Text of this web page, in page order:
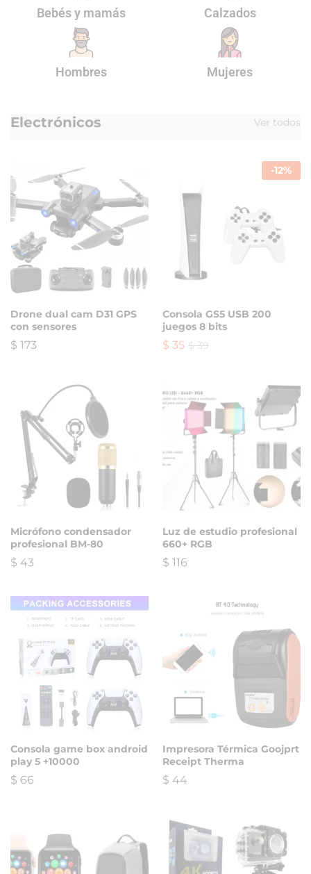
Bebés y mamás Calzados
Hombres Mujeres
Electrónicos Ver todos
Drone dual cam D31 GPS
con sensores
$ 173
-12%
Consola GS5 USB 200
juegos 8 bits
$ 35 $39
Micrófono condensador
profesional BM-80
$ 43
Luz de estudio profesional
660+ RGB
$ 116
Consola game box android
play 5 +10000
$ 66
Impresora Térmica Goojprt
Receipt Therma
$ 44